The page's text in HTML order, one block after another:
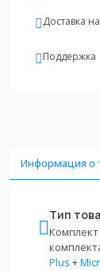
Доставка
Поддержка
Информация о
Тип
Комплект
Plus +